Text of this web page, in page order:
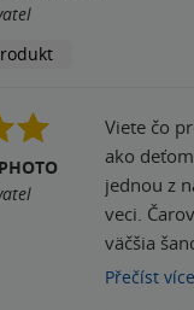
Viete čo
ako
jednou z
veci.
väčšia
verzia
Přečíst více